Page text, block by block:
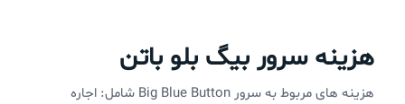
هزینه سرور بیگ بلو باتن
هزینه های مربوط به سرور Big Blue Button شامل: اجاره